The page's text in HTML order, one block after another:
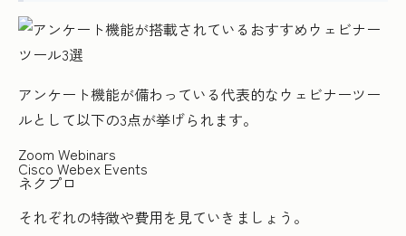
アンケート機能が備わっている代表的なウェビナーツー
ルとして以下の3点が挙げられます。
Zoom Webinars
Cisco Webex Events
ネクプロ
それぞれの特徴や費用を見ていきましょう。